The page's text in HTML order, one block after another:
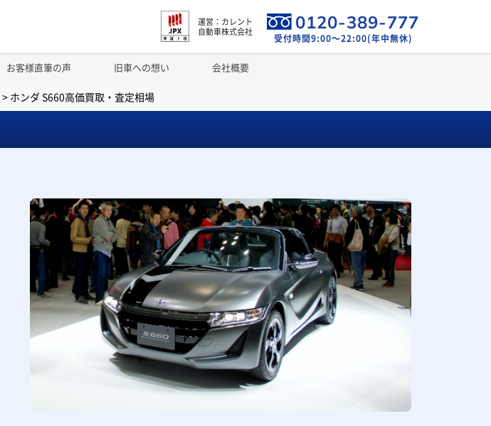
運営：カレント
自動車株式会社
0120-389-777
受付時間9:00～22:00(年中無休)
お客様直筆の声 旧車への想い 会社概要
> ホンダ S660高価買取・査定相場